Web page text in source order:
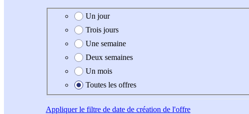
Date de création de l'offre
Un jour
Trois jours
Une semaine
Deux semaines
Un mois
Toutes les offres
Appliquerle filtre de date de création de l'offre